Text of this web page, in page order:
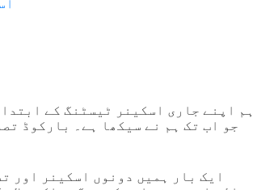
ہم اپنے جاری اسکینر ٹیسٹنگ کے
جو اب تک ہم نے سیکھا ہے۔ بارکوڈ
ایک بار ہمیں دونوں اسکینر اور